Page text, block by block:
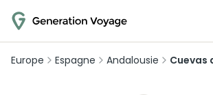
Europe Espagne Andalousie Cuevas